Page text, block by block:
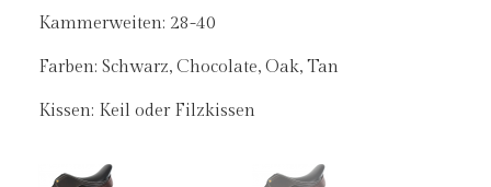
Kammerweiten: 28-40
Farben: Schwarz, Chocolate, Oak, Tan
Kissen: Keil oder Filzkissen
Doubliertes Leder